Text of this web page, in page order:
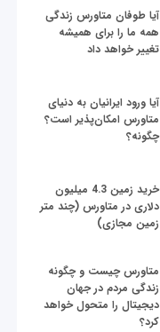
آیا طوفان متاورس زندگی
همه ما را برای همیشه
تغییر خواهد داد
آیا ورود ایرانیان به دنیای
متاورس امکان‌پذیر است؟
چگونه؟
خرید زمین 4.3 میلیون
دلاری در متاورس (چند متر
زمین مجازی)
متاورس چیست و چگونه
زندگی مردم در جهان
دیجیتال را متحول خواهد
کرد؟